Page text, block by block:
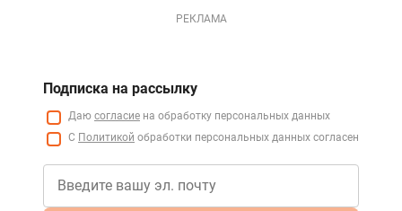
РЕКЛАМА
Подписка на рассылку
Даю согласие на обработку персональных данных
С Политикой обработки персональных данных согласен